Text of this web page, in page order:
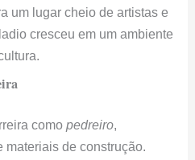
um lugar cheio de artistas e
cresceu em um ambiente
comopedreiro,
materiais de construção.